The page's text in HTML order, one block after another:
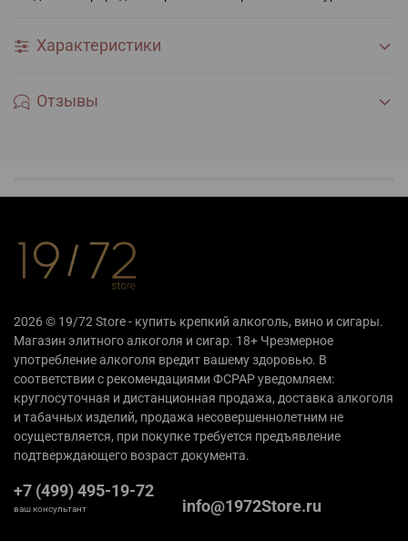
Характеристики
Отзывы
+7 (499) 495-19-72
ваш консультант info@1972Store.ru
2026 © 19/72 Store - купить крепкий алкоголь, вино и сигары.
Магазин элитного алкоголя и сигар. 18+ Чрезмерное
употребление алкоголя вредит вашему здоровью. В
соответствии с рекомендациями ФСРАР уведомляем:
круглосуточная и дистанционная продажа, доставка алкоголя
и табачных изделий, продажа несовершеннолетним не
осуществляется, при покупке требуется предъявление
подтверждающего возраст документа.